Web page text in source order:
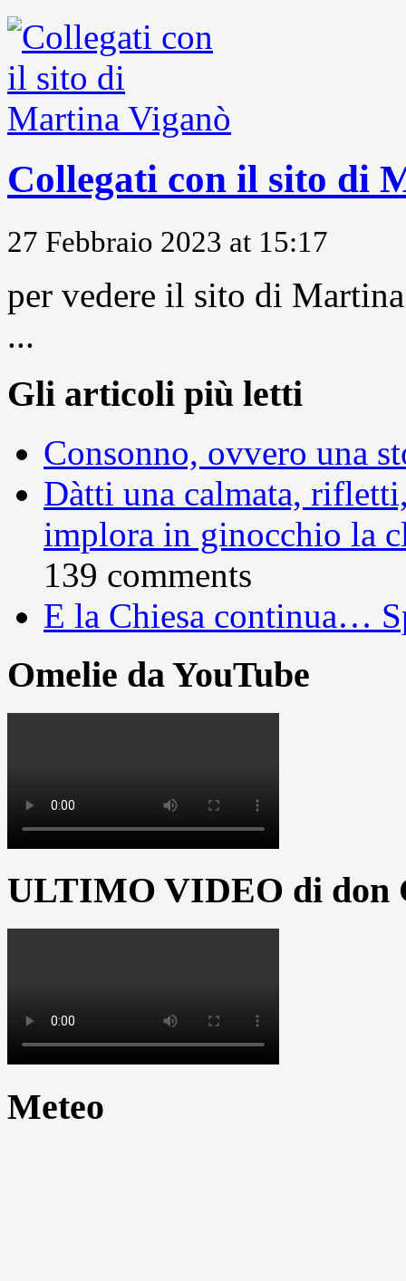
Collegati con il sito di
27 Febbraio 2023 at 15:17
per vedere il sito di
...
Gli articoli più letti
Consonno, ovvero una
Dàtti una calmata,
implora in ginocchio la
139 comments
E la Chiesa continua…
Omelie da YouTube
ULTIMO VIDEO di don
Meteo